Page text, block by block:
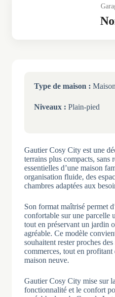
Type de maison :
Niveaux : Plain-pied
Gautier Cosy City est une
terrains plus compacts, sans
essentielles d’une maison
organisation fluide, des
chambres adaptées aux
Son format maîtrisé permet
confortable sur une parcelle
tout en préservant un jardin
agréable. Ce modèle
souhaitent rester proches
commerces, tout en profitant
maison neuve.
Gautier Cosy City mise sur
fonctionnalité et le confort